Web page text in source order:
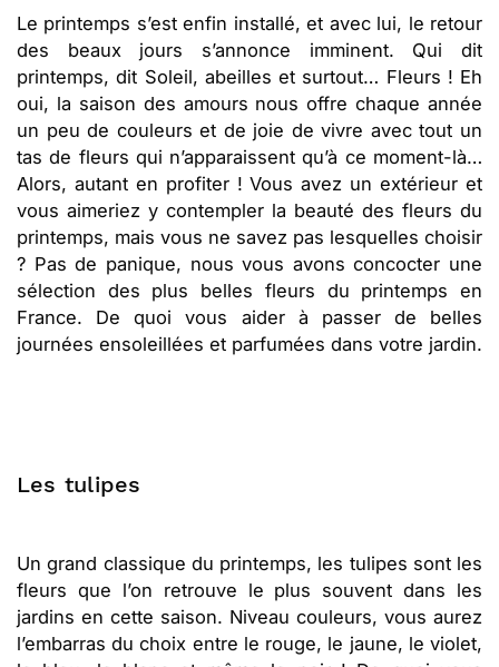
Le printemps s’est enfin installé, et avec lui, le retour
des beaux jours s’annonce imminent. Qui dit
printemps, dit Soleil, abeilles et surtout… Fleurs ! Eh
oui, la saison des amours nous offre chaque année
un peu de couleurs et de joie de vivre avec tout un
tas de fleurs qui n’apparaissent qu’à ce moment-là…
Alors, autant en profiter ! Vous avez un extérieur et
vous aimeriez y contempler la beauté des fleurs du
printemps, mais vous ne savez pas lesquelles choisir
? Pas de panique, nous vous avons concocter une
sélection des plus belles fleurs du printemps en
France. De quoi vous aider à passer de belles
journées ensoleillées et parfumées dans votre jardin.
Les tulipes
Un grand classique du printemps, les tulipes sont les
fleurs que l’on retrouve le plus souvent dans les
jardins en cette saison. Niveau couleurs, vous aurez
l’embarras du choix entre le rouge, le jaune, le violet,